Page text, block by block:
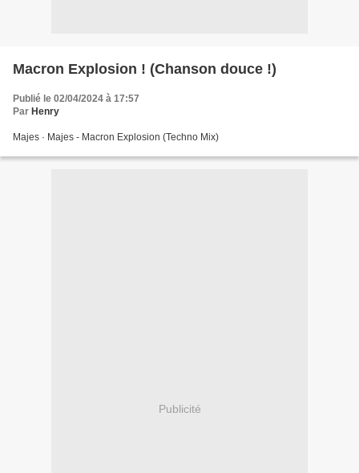
Macron Explosion ! (Chanson douce !)
Publié le 02/04/2024 à 17:57
Par Henry
Majes · Majes - Macron Explosion (Techno Mix)
Publicité